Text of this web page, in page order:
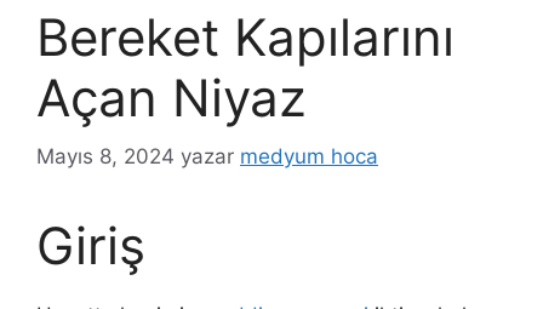
Bereket Kapılarını
Açan Niyaz
Mayıs 8, 2024 yazar medyum hoca
Giriş